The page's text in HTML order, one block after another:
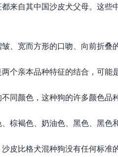
来自其中国沙皮犬父母。这
、宽而方形的口吻、向前折叠
个亲本品种特征的结合，可能
同颜色，这种狗的许多颜色品
棕褐色、奶油色、黑色、黑色
皮比格犬混种狗没有任何标准